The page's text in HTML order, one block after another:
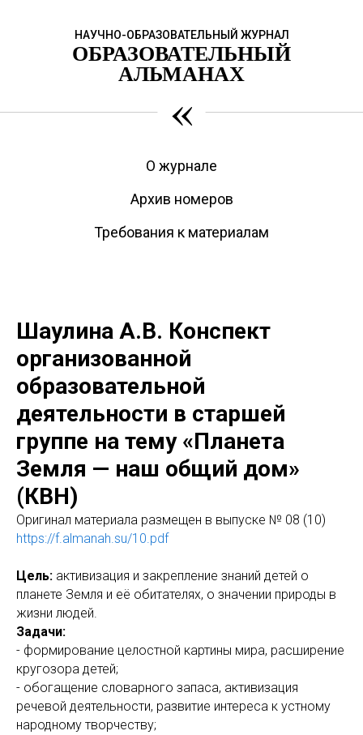
НАУЧНО-ОБРАЗОВАТЕЛЬНЫЙ ЖУРНАЛ
ОБРАЗОВАТЕЛЬНЫЙ
АЛЬМАНАХ
«
О журнале
Архив номеров
Требования к материалам
Шаулина А.В. Конспект
организованной
образовательной
деятельности в старшей
группе на тему «Планета
Земля — наш общий дом»
(КВН)
Оригинaл материала размещен в выпуске № 08 (10)
https://f.almanah.su/10.pdf
Цель: активизация и закрепление знаний детей о
планете Земля и её обитателях, о значении природы в
жизни людей.
Задачи:
- формирование целостной картины мира, расширение
кругозора детей;
- обогащение словарного запаса, активизация
речевой деятельности, развитие интереса к устному
народному творчеству;